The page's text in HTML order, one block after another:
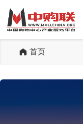
首页